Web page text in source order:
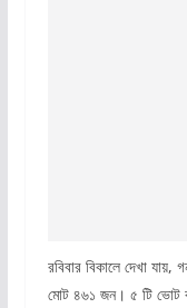
রবিবার বিকালে দেখা যায়,
মোট ৪৬১ জন। ৫ টি ভোট